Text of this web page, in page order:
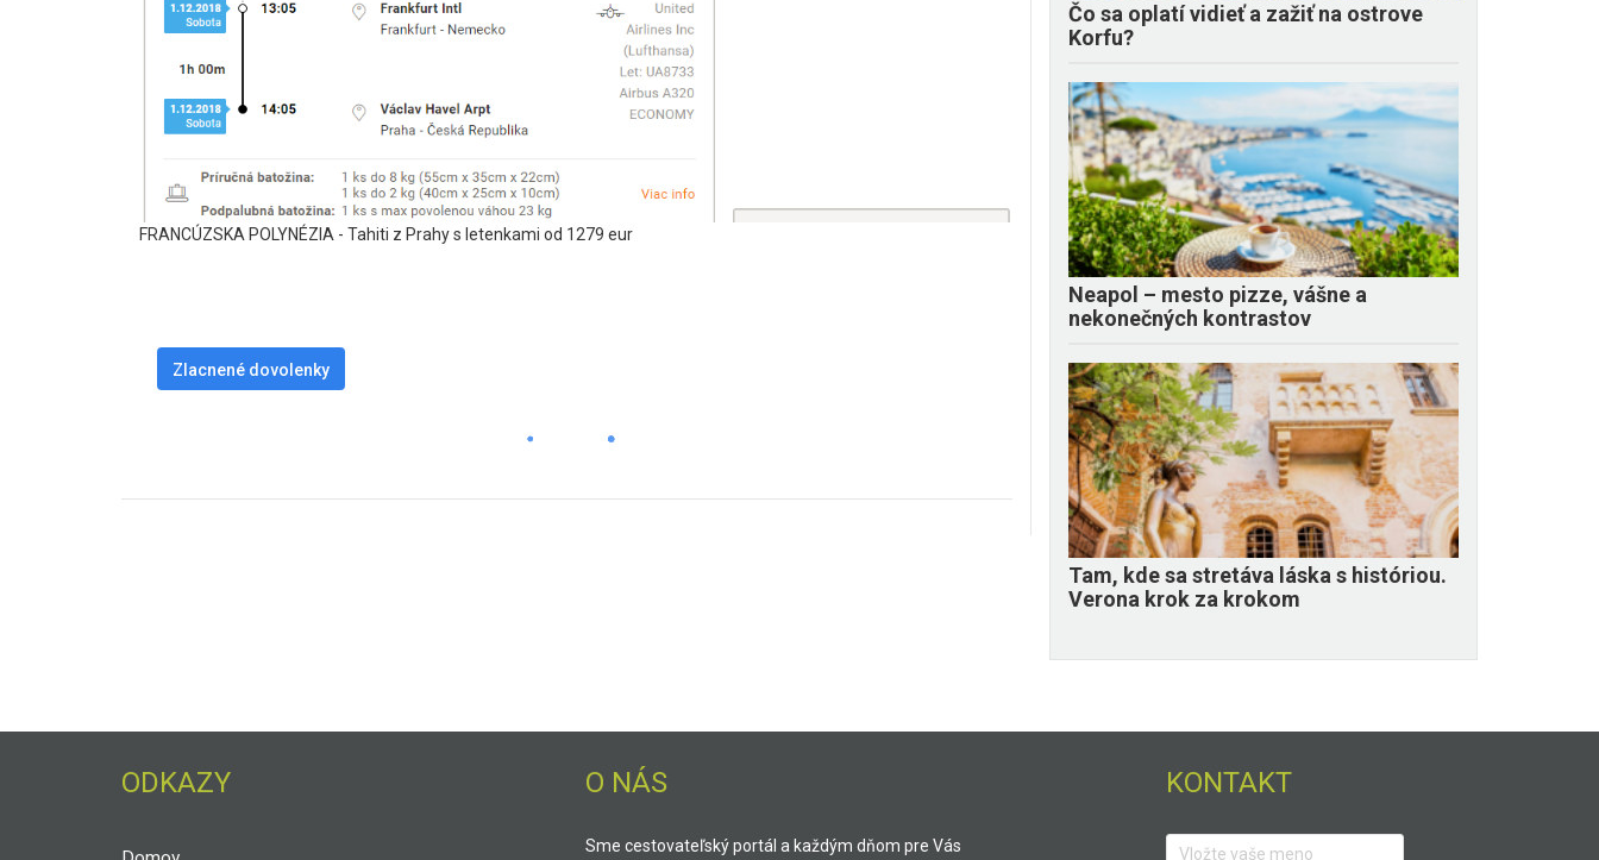
FRANCÚZSKA POLYNÉZIA - Tahiti z Prahy s letenkami od 1279 eur
Zlacnené dovolenky
Čo sa oplatí vidieť a zažiť na ostrove
Korfu?
Neapol – mesto pizze, vášne a
nekonečných kontrastov
Tam, kde sa stretáva láska s históriou.
Verona krok za krokom
ODKAZY O NÁS
Sme cestovateľský portál a každým dňom pre Vás
KONTAKT